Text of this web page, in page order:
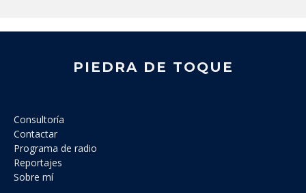
PIEDRA DE TOQUE
Consultoría
Contactar
Programa de radio
Reportajes
Sobre mí